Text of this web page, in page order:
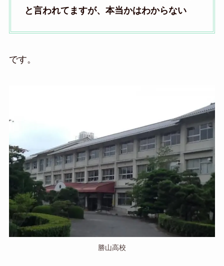
と言われてますが、本当かはわからない
です。
勝山高校